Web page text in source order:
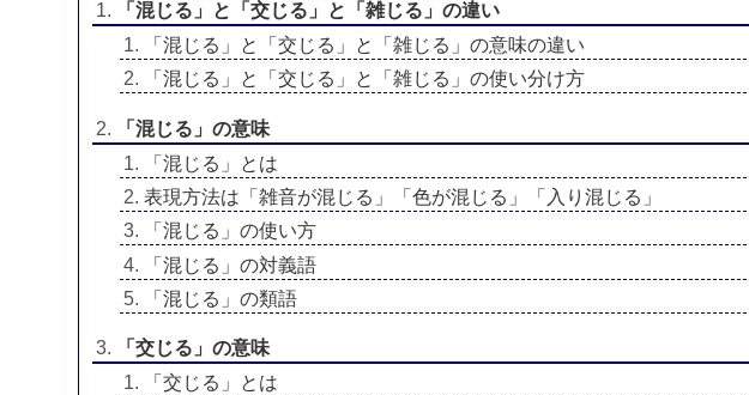
「混じる」と「交じる」と「雑じる」の違い
「混じる」と「交じる」と「雑じる」の意味の違い
「混じる」と「交じる」と「雑じる」の使い分け方
「混じる」の意味
「混じる」とは
表現方法は「雑音が混じる」「色が混じる」「入り混じる」
「混じる」の使い方
「混じる」の対義語
「混じる」の類語
「交じる」の意味
「交じる」とは